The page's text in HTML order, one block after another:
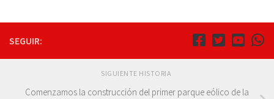
SEGUIR:
SIGUIENTE HISTORIA
Comenzamos la construcción del primer parque eólico de la